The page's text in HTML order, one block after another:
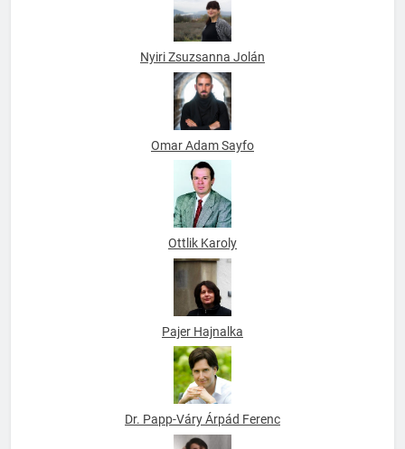
Nyiri Zsuzsanna Jolán
Omar Adam Sayfo
Ottlik Karoly
Pajer Hajnalka
Dr. Papp-Váry Árpád Ferenc